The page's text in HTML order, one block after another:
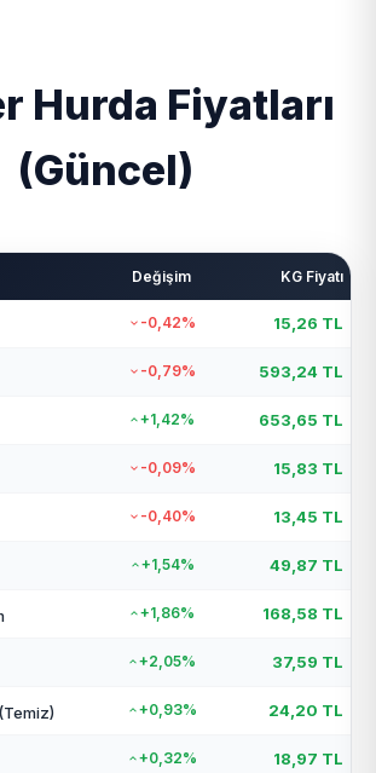
Hurda Fiyatları
(Güncel)
Değişim KG Fiyatı
-0,42% 15,26 TL
-0,79% 593,24 TL
+1,42% 653,65 TL
-0,09% 15,83 TL
-0,40% 13,45 TL
+1,54% 49,87 TL
+1,86% 168,58 TL
+2,05% 37,59 TL
+0,93% 24,20 TL
+0,32% 18,97 TL